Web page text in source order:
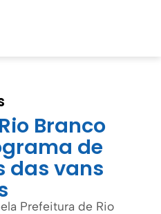
Branco
de
das vans
Prefeitura de Rio